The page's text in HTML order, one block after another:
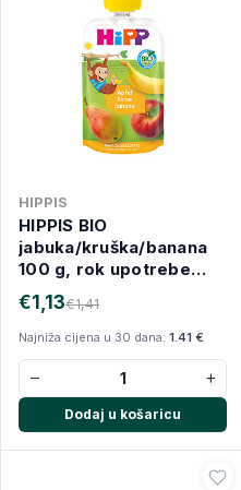
HIPPIS
HIPPIS BIO
jabuka/kruška/banana
100 g, rok upotrebe
1.12.2026.
€1,41
€1,13
Najniža cijena u 30 dana: 1.41 €
− +
Dodaj u košaricu